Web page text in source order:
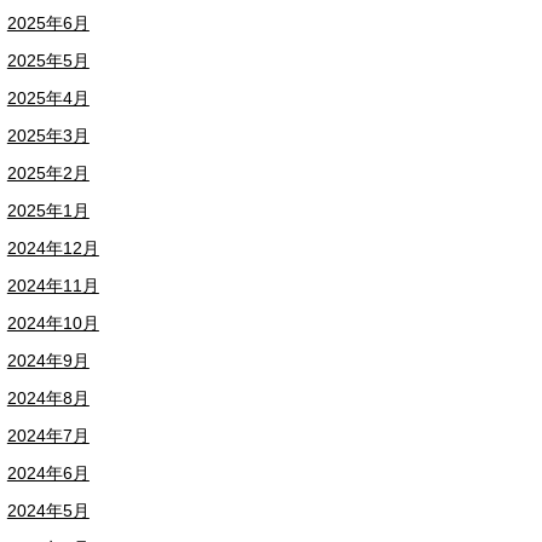
2025年6月
2025年5月
2025年4月
2025年3月
2025年2月
2025年1月
2024年12月
2024年11月
2024年10月
2024年9月
2024年8月
2024年7月
2024年6月
2024年5月